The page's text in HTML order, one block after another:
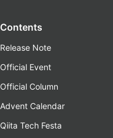
Contents
Release Note
Official Event
Official Column
Advent Calendar
Qiita Tech Festa